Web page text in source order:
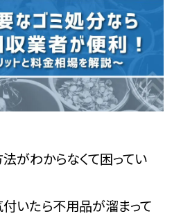
収相談所TOP
いて
がわからなくて困ってい
いたら不用品が溜まって